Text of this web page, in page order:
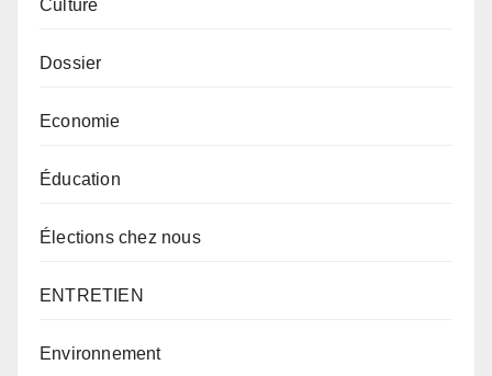
Culture
Dossier
Economie
Éducation
Élections chez nous
ENTRETIEN
Environnement